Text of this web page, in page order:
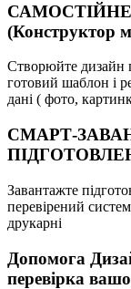
(Конструктор
Створюйте дизайн
готовий шаблон і
дані ( фото,
СМАРТ-
Завантажте
перевірений
друкарні
Допомога
перевірка